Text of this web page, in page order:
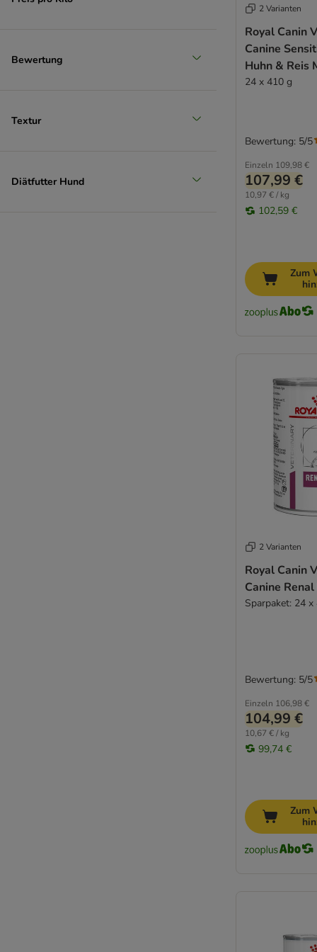
Lukullus Menu Gustico
Magnusson
Purbello
Bewertung
Textur
Diätfutter Hund
2 Varianten
Royal Canin
Canine
Huhn & Reis
24 x 410 g
Einzeln 109,98 €
107,99 €
10,97 € / kg
102,59 €
Bewertung: 5/5
Zum
2 Varianten
Royal Canin
Canine
Sparpaket: 24 x
Einzeln 106,98 €
104,99 €
10,67 € / kg
99,74 €
Bewertung: 5/5
Zum